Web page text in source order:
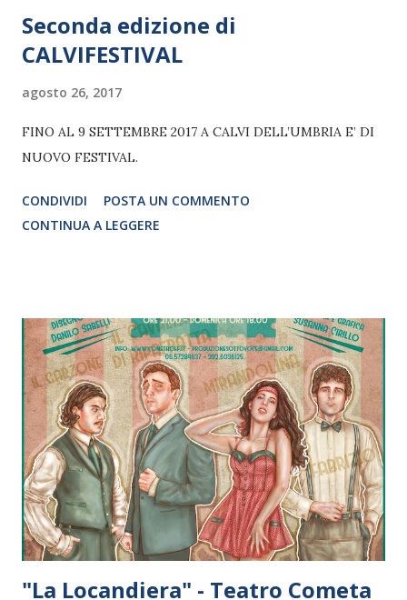
Seconda edizione di
CALVIFESTIVAL
agosto 26, 2017
FINO AL 9 SETTEMBRE 2017 A CALVI DELL’UMBRIA E’ DI
NUOVO FESTIVAL.
CONDIVIDI
POSTA UN COMMENTO
CONTINUA A LEGGERE
"La Locandiera" - Teatro Cometa